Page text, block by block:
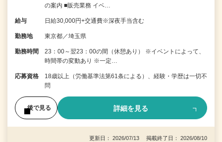
の案内 ■販売業務 イベ…
給与 日給30,000円+交通費※深夜手当含む
勤務地 東京都／埼玉県
勤務時間
23：00～翌23：00の間（休憩あり） ※イベントによって、
時間帯の変動あり ※一定…
応募資格
18歳以上（労働基準法第61条による）、経験・学歴は一切不
問
後で見る 詳細を見る
更新日： 2026/07/13 掲載終了日： 2026/08/10